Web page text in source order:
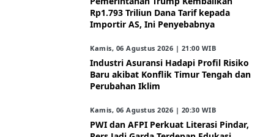
Rp1.793 Triliun Dana Tarif kepada
Importir AS, Ini Penyebabnya
Kamis, 06 Agustus 2026 | 21:00 WIB
Industri Asuransi Hadapi Profil Risiko
Baru akibat Konflik Timur Tengah dan
Perubahan Iklim
Kamis, 06 Agustus 2026 | 20:30 WIB
PWI dan AFPI Perkuat Literasi Pindar,